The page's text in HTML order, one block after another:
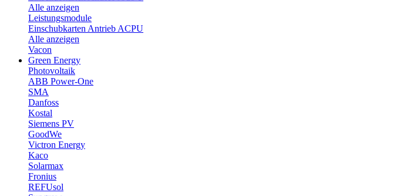
Alle anzeigen
Leistungsmodule
Einschubkarten Antrieb ACPU
Alle anzeigen
Vacon
Green Energy
Photovoltaik
ABB Power-One
SMA
Danfoss
Kostal
Siemens PV
GoodWe
Victron Energy
Kaco
Solarmax
Fronius
REFUsol